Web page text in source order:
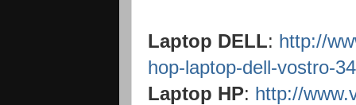
Laptop DELL: http://
hop-laptop-dell-vostro-
Laptop HP: http://